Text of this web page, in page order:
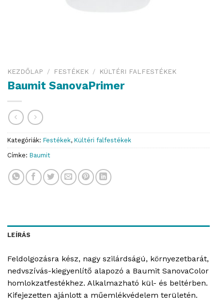
KEZDŐLAP / FESTÉKEK / KÜLTÉRI FALFESTÉKEK
Baumit SanovaPrimer
Kategóriák: Festékek, Kültéri falfestékek
Címke: Baumit
LEÍRÁS
Feldolgozásra kész, nagy szilárdságú, környezetbarát,
nedvszívás-kiegyenlítő alapozó a Baumit SanovaColor
homlokzatfestékhez. Alkalmazható kül- és beltérben.
Kifejezetten ajánlott a műemlékvédelem területén.